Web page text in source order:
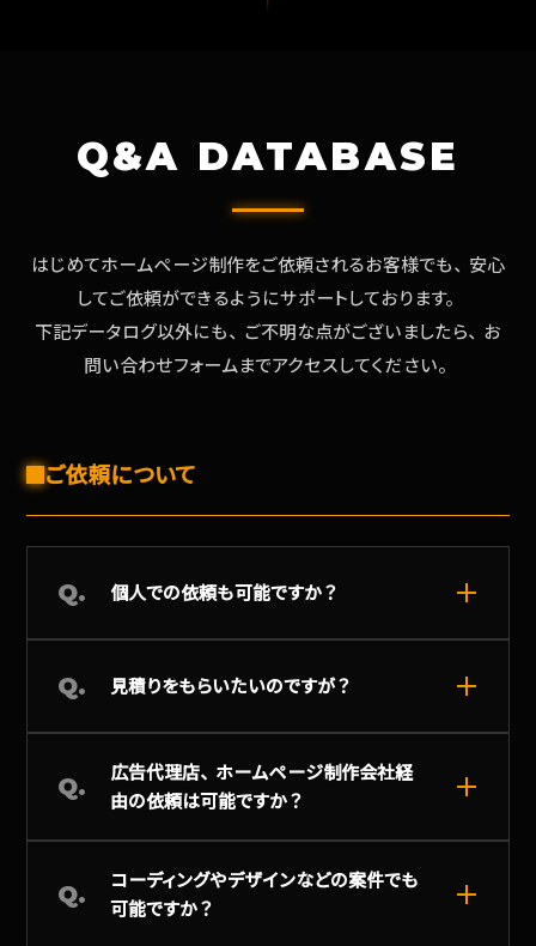
Q&A DATABASE
はじめてホームページ制作をご依頼されるお客様でも、安心
してご依頼ができるようにサポートしております。
下記データログ以外にも、ご不明な点がございましたら、お
問い合わせフォームまでアクセスしてください。
ご依頼について
Q. 個人での依頼も可能ですか？
Q. 見積りをもらいたいのですが？
Q.
広告代理店、ホームページ制作会社経
由の依頼は可能ですか？
Q.
コーディングやデザインなどの案件でも
可能ですか？